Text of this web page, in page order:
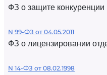
ФЗ о защите конкуренции
N 99-ФЗ от 04.05.2011
ФЗ о лицензировании
N 14-ФЗ от 08.02.1998